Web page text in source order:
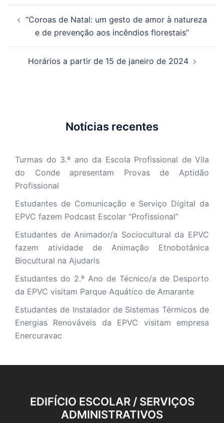
de
artigos
“Coroas de Natal: um gesto de amor à natureza
e de prevenção aos incêndios florestais”
Horários a partir de 15 de janeiro de 2024
Notícias recentes
Turmas do 3.º ano da Escola Profissional de Vila
do Conde apresentam Provas de Aptidão
Profissional
Estudantes de Comunicação e Serviço Digital da
EPVC fazem Podcast Escolar “Profissional”
Estudantes de Animador/a Sociocultural da EPVC
fazem atividade de Animação Etnobotânica
Biocultural na Ajudaris
Estudantes do 2.º Ano de Técnico/a de Desporto
da EPVC visitam Parque Aquático de Amarante
Estudantes de Instalador de Sistemas Térmicos de
Energias Renováveis da EPVC visitam empresa
Enercuravac
EDIFÍCIO ESCOLAR / SERVIÇOS
ADMINISTRATIVOS